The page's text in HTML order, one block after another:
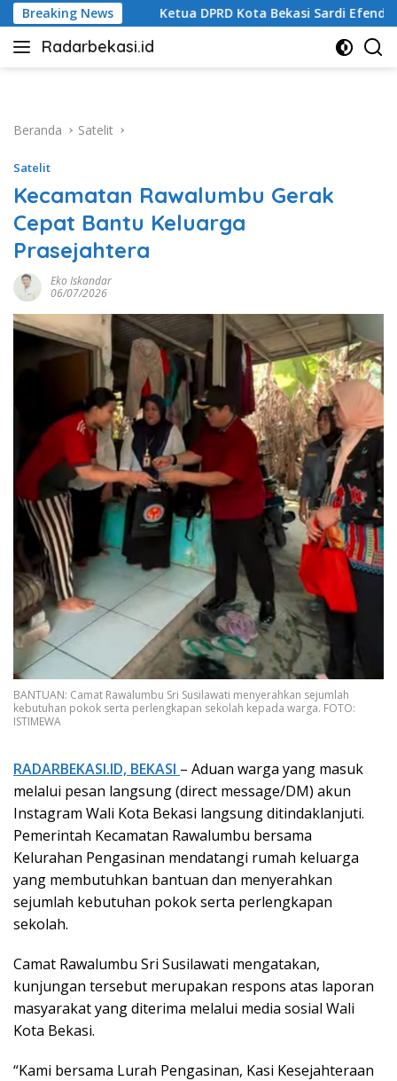
Langsung
ke
konten
Breaking News
Kota Bekasi Sardi Efendi: Efisiensi Anggaran Jangan Ganggu
Radarbekasi.id
Berita
Beranda
Satelit
Satelit
Kecamatan Rawalumbu Gerak
Cepat Bantu Keluarga
Prasejahtera
Eko Iskandar
06/07/2026
BANTUAN: Camat Rawalumbu Sri Susilawati menyerahkan sejumlah
kebutuhan pokok serta perlengkapan sekolah kepada warga. FOTO:
ISTIMEWA
RADARBEKASI.ID, BEKASI – Aduan warga yang masuk
melalui pesan langsung (direct message/DM) akun
Instagram Wali Kota Bekasi langsung ditindaklanjuti.
Pemerintah Kecamatan Rawalumbu bersama
Kelurahan Pengasinan mendatangi rumah keluarga
yang membutuhkan bantuan dan menyerahkan
sejumlah kebutuhan pokok serta perlengkapan
sekolah.
Camat Rawalumbu Sri Susilawati mengatakan,
kunjungan tersebut merupakan respons atas laporan
masyarakat yang diterima melalui media sosial Wali
Kota Bekasi.
“Kami bersama Lurah Pengasinan, Kasi Kesejahteraan